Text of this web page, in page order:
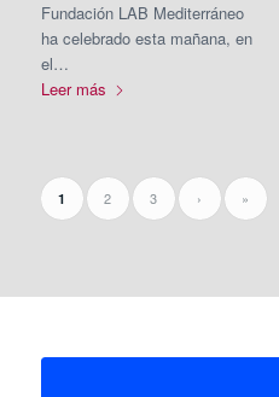
Fundación LAB Mediterráneo
ha celebrado esta mañana, en
el…
Leer más
1 2 3 › »